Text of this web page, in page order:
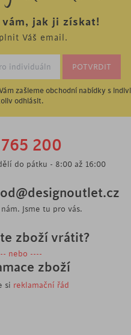
vám, jak ji získat!
Váš email.
zašleme obchodní nabídky s
odhlásit.
200
do pátku - 8:00 až 16:00
Jsme tu pro vás.
zboží vrátit?
nebo ----
zboží
si reklamační řád